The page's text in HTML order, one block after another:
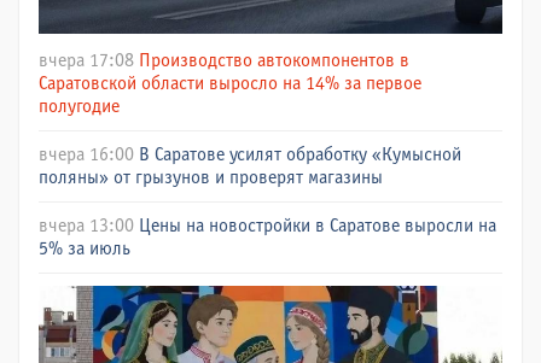
вчера 17:08 Производство автокомпонентов в
Саратовской области выросло на 14% за первое
полугодие
вчера 16:00 В Саратове усилят обработку «Кумысной
поляны» от грызунов и проверят магазины
вчера 13:00 Цены на новостройки в Саратове выросли на
5% за июль